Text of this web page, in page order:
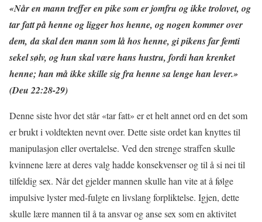
«Når en mann treffer en pike som er jomfru og ikke trolovet, og
tar fatt på henne og ligger hos henne, og nogen kommer over
dem, da skal den mann som lå hos henne, gi pikens far femti
sekel sølv, og hun skal være hans hustru, fordi han krenket
henne; han må ikke skille sig fra henne sa lenge han lever.»
(Deu 22:28-29)
Denne siste hvor det står «tar fatt» er et helt annet ord en det som
er brukt i voldtekten nevnt over. Dette siste ordet kan knyttes til
manipulasjon eller overtalelse. Ved den strenge straffen skulle
kvinnene lære at deres valg hadde konsekvenser og til å si nei til
tilfeldig sex. Når det gjelder mannen skulle han vite at å følge
impulsive lyster med-fulgte en livslang forpliktelse. Igjen, dette
skulle lære mannen til å ta ansvar og anse sex som en aktivitet